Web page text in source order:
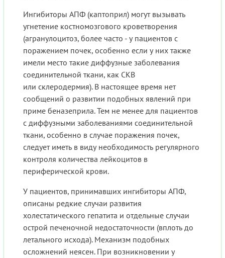
Ингибиторы АПФ (каптоприл) могут вызывать
угнетение костномозгового кроветворения
(агранулоцитоз, более часто - у пациентов с
поражением почек, особенно если у них также
имели место такие диффузные заболевания
соединительной ткани, как СКВ
или склеродермия). В настоящее время нет
сообщений о развитии подобных явлений при
приме беназеприла. Тем не менее для пациентов
с диффузными заболеваниями соединительной
ткани, особенно в случае поражения почек,
следует иметь в виду необходимость регулярного
контроля количества лейкоцитов в
периферической крови.
У пациентов, принимавших ингибиторы АПФ,
описаны редкие случаи развития
холестатического гепатита и отдельные случаи
острой печеночной недостаточности (вплоть до
летального исхода). Механизм подобных
осложнений неясен. При возникновении у